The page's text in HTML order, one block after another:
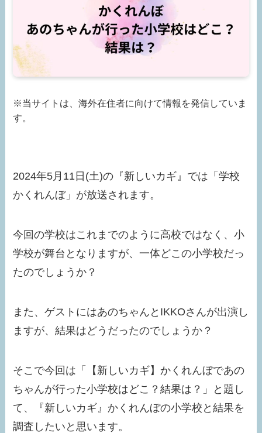
※当サイトは、海外在住者に向けて情報を発信していま
す。
2024年5月11日(土)の『新しいカギ』では「学校
かくれんぼ」が放送されます。
今回の学校はこれまでのように高校ではなく、小
学校が舞台となりますが、一体どこの小学校だっ
たのでしょうか？
また、ゲストにはあのちゃんとIKKOさんが出演し
ますが、結果はどうだったのでしょうか？
そこで今回は「【新しいカギ】かくれんぼであの
ちゃんが行った小学校はどこ？結果は？」と題し
て、『新しいカギ』かくれんぼの小学校と結果を
調査したいと思います。